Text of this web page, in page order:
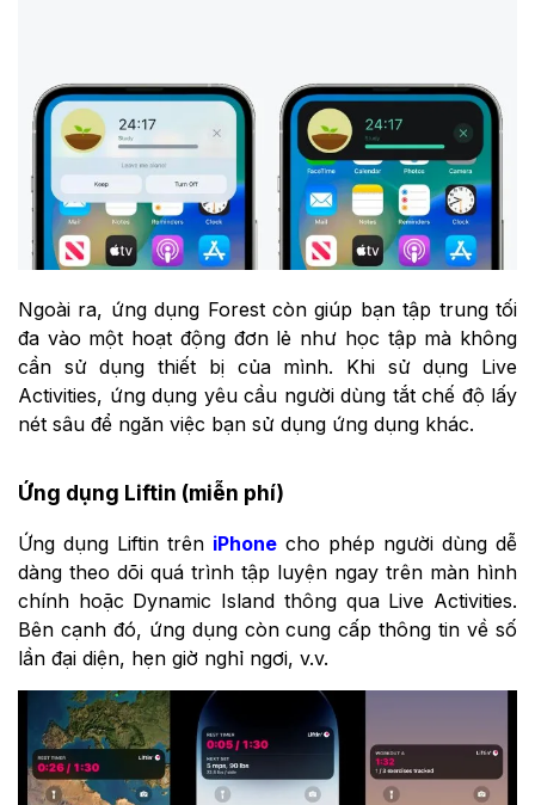
Ngoài ra, ứng dụng Forest còn giúp bạn tập trung tối
đa vào một hoạt động đơn lẻ như học tập mà không
cần sử dụng thiết bị của mình. Khi sử dụng Live
Activities, ứng dụng yêu cầu người dùng tắt chế độ lấy
nét sâu để ngăn việc bạn sử dụng ứng dụng khác.
Ứng dụng Liftin (miễn phí)
Ứng dụng Liftin trên iPhone cho phép người dùng dễ
dàng theo dõi quá trình tập luyện ngay trên màn hình
chính hoặc Dynamic Island‌ thông qua Live Activities.
Bên cạnh đó, ứng dụng còn cung cấp thông tin về số
lần đại diện, hẹn giờ nghỉ ngơi, v.v.